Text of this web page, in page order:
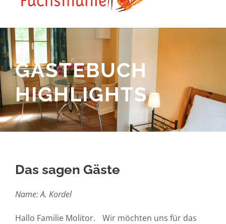
GÄSTEBUCH
HIGHLIGHTS
Das sagen Gäste
Name: A. Kordel
Hallo Familie Molitor. Wir möchten uns für das